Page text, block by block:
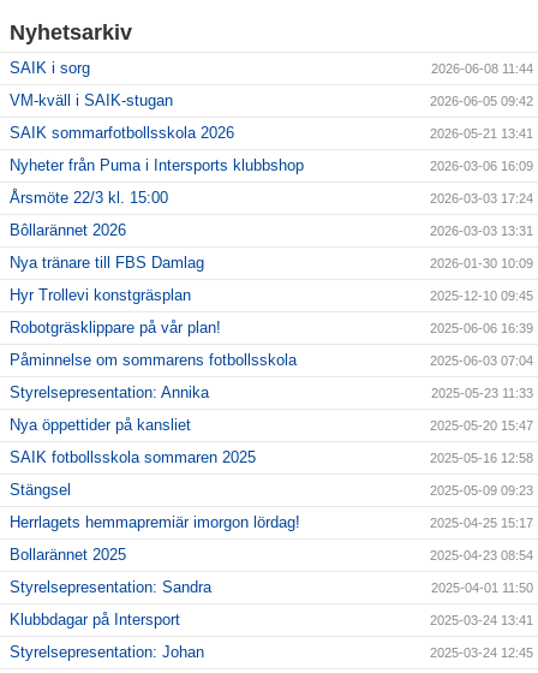
Nyhetsarkiv
SAIK i sorg 2026-06-08 11:44
VM-kväll i SAIK-stugan 2026-06-05 09:42
SAIK sommarfotbollsskola 2026 2026-05-21 13:41
Nyheter från Puma i Intersports klubbshop 2026-03-06 16:09
Årsmöte 22/3 kl. 15:00 2026-03-03 17:24
Bôllarännet 2026 2026-03-03 13:31
Nya tränare till FBS Damlag 2026-01-30 10:09
Hyr Trollevi konstgräsplan 2025-12-10 09:45
Robotgräsklippare på vår plan! 2025-06-06 16:39
Påminnelse om sommarens fotbollsskola 2025-06-03 07:04
Styrelsepresentation: Annika 2025-05-23 11:33
Nya öppettider på kansliet 2025-05-20 15:47
SAIK fotbollsskola sommaren 2025 2025-05-16 12:58
Stängsel 2025-05-09 09:23
Herrlagets hemmapremiär imorgon lördag! 2025-04-25 15:17
Bollarännet 2025 2025-04-23 08:54
Styrelsepresentation: Sandra 2025-04-01 11:50
Klubbdagar på Intersport 2025-03-24 13:41
Styrelsepresentation: Johan 2025-03-24 12:45